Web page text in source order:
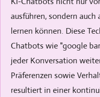
ausführen, sondern
lernen können. Diese
Chatbots wie "google
jeder Konversation
Präferenzen sowie
resultiert in einer